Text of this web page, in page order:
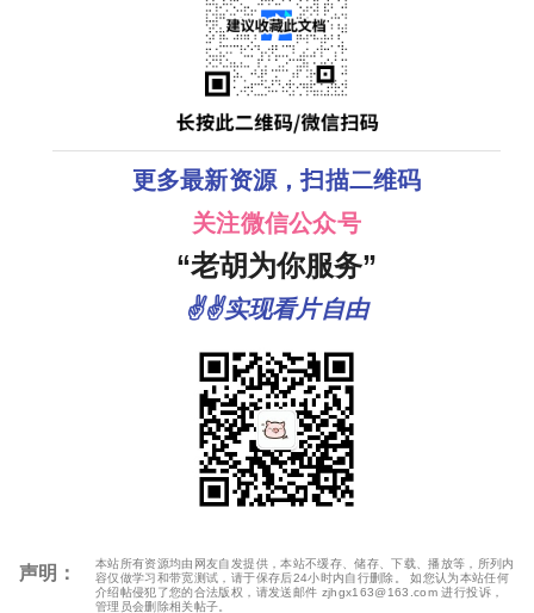
更多最新资源，扫描二维码
关注微信公众号
“老胡为你服务”
✌✌实现看片自由
声明：
本站所有资源均由网友自发提供，本站不缓存、储存、下载、播放等，所列内
容仅做学习和带宽测试，请于保存后24小时内自行删除。 如您认为本站任何
介绍帖侵犯了您的合法版权，请发送邮件 zjhgx163@163.com 进行投诉，
管理员会删除相关帖子。